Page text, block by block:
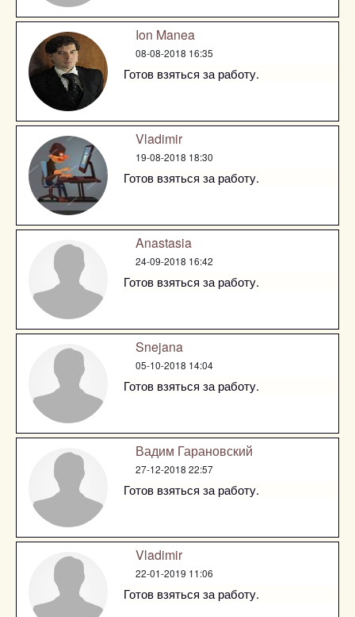
Ion Manea
08-08-2018 16:35
Готов взяться за работу.
Vladimir
19-08-2018 18:30
Готов взяться за работу.
Anastasia
24-09-2018 16:42
Готов взяться за работу.
Snejana
05-10-2018 14:04
Готов взяться за работу.
Вадим Гарановский
27-12-2018 22:57
Готов взяться за работу.
Vladimir
22-01-2019 11:06
Готов взяться за работу.